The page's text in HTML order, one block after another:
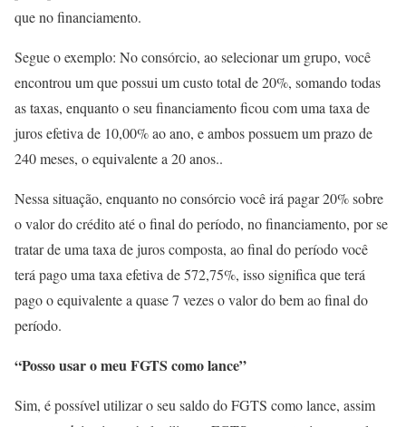
que no financiamento.
Segue o exemplo: No consórcio, ao selecionar um grupo, você
encontrou um que possui um custo total de 20%, somando todas
as taxas, enquanto o seu financiamento ficou com uma taxa de
juros efetiva de 10,00% ao ano, e ambos possuem um prazo de
240 meses, o equivalente a 20 anos..
Nessa situação, enquanto no consórcio você irá pagar 20% sobre
o valor do crédito até o final do período, no financiamento, por se
tratar de uma taxa de juros composta, ao final do período você
terá pago uma taxa efetiva de 572,75%, isso significa que terá
pago o equivalente a quase 7 vezes o valor do bem ao final do
período.
“Posso usar o meu FGTS como lance”
Sim, é possível utilizar o seu saldo do FGTS como lance, assim